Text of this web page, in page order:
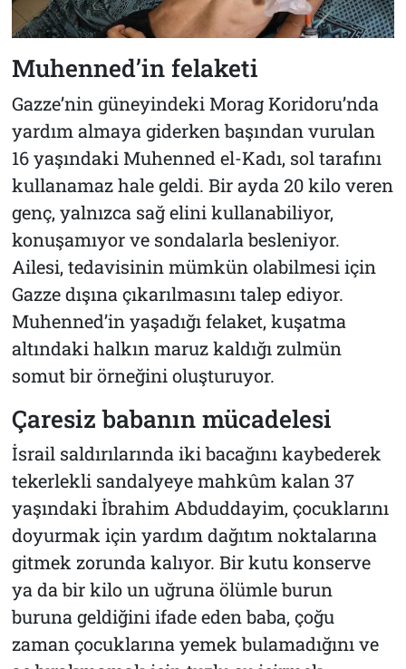
Muhenned’in felaketi
Gazze’nin güneyindeki Morag Koridoru’nda
yardım almaya giderken başından vurulan
16 yaşındaki Muhenned el-Kadı, sol tarafını
kullanamaz hale geldi. Bir ayda 20 kilo veren
genç, yalnızca sağ elini kullanabiliyor,
konuşamıyor ve sondalarla besleniyor.
Ailesi, tedavisinin mümkün olabilmesi için
Gazze dışına çıkarılmasını talep ediyor.
Muhenned’in yaşadığı felaket, kuşatma
altındaki halkın maruz kaldığı zulmün
somut bir örneğini oluşturuyor.
Çaresiz babanın mücadelesi
İsrail saldırılarında iki bacağını kaybederek
tekerlekli sandalyeye mahkûm kalan 37
yaşındaki İbrahim Abduddayim, çocuklarını
doyurmak için yardım dağıtım noktalarına
gitmek zorunda kalıyor. Bir kutu konserve
ya da bir kilo un uğruna ölümle burun
buruna geldiğini ifade eden baba, çoğu
zaman çocuklarına yemek bulamadığını ve